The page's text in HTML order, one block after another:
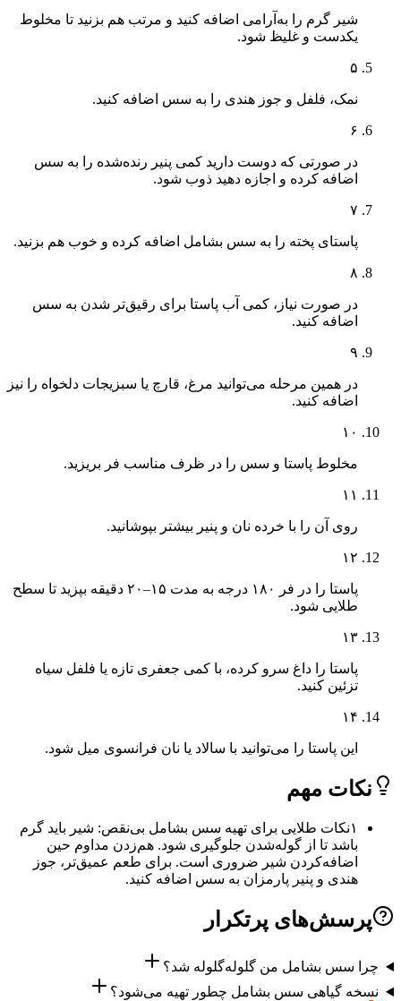
شیر گرم را به‌آرامی اضافه کنید و مرتب هم بزنید تا مخلوط
یکدست و غلیظ شود.
نمک، فلفل و جوز هندی را به سس اضافه کنید.
در صورتی که دوست دارید کمی پنیر رنده‌شده را به سس
اضافه کرده و اجازه دهید ذوب شود.
پاستای پخته را به سس بشامل اضافه کرده و خوب هم بزنید.
در صورت نیاز، کمی آب پاستا برای رقیق‌تر شدن به سس
اضافه کنید.
در همین مرحله می‌توانید مرغ، قارچ یا سبزیجات دلخواه را نیز
اضافه کنید.
مخلوط پاستا و سس را در ظرف مناسب فر بریزید.
روی آن را با خرده نان و پنیر بیشتر بپوشانید.
پاستا را در فر ۱۸۰ درجه به مدت ۱۵–۲۰ دقیقه بپزید تا سطح
طلایی شود.
پاستا را داغ سرو کرده، با کمی جعفری تازه یا فلفل سیاه
تزئین کنید.
این پاستا را می‌توانید با سالاد یا نان فرانسوی میل شود.
مهم
نکات طلایی برای تهیه سس بشامل بی‌نقص: شیر باید گرم
باشد تا از گوله‌شدن جلوگیری شود. هم‌زدن مداوم حین
اضافه‌کردن شیر ضروری است. برای طعم عمیق‌تر، جوز
هندی و پنیر پارمزان به سس اضافه کنید.
پرتکرار
سس بشامل من گلوله‌گلوله شد؟
گیاهی سس بشامل چطور تهیه می‌شود؟